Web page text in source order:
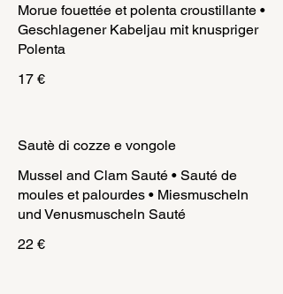
Morue fouettée et polenta croustillante •
Geschlagener Kabeljau mit knuspriger
Polenta
17 €
Sautè di cozze e vongole
Mussel and Clam Sauté • Sauté de
moules et palourdes • Miesmuscheln
und Venusmuscheln Sauté
22 €